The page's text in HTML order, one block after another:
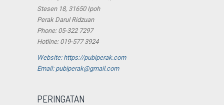
Stesen 18, 31650 Ipoh
Perak Darul Ridzuan
Phone: 05-322 7297
Hotline: 019-577 3924
Website: https://pubiperak.com
Email: pubiperak@gmail.com
PERINGATAN